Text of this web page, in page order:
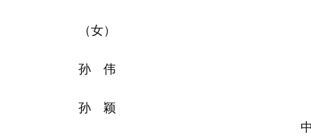
（女）
孙 伟
孙 颖